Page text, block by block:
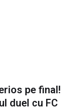
pe final!
duel cu FC